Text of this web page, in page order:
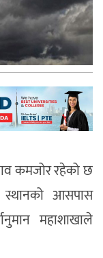
कमजोर रहेको छ
आसपास
महाशाखाले